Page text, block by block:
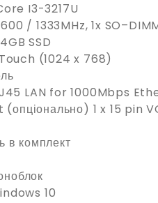
I3-3217U
/ 1333MHz, 1x
SSD
Touch (1024 x 768)
LAN for 1000Mbps
1 x 15 pin
в комплект
10